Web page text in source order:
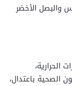
والبصل الأخضر
باعتدال،